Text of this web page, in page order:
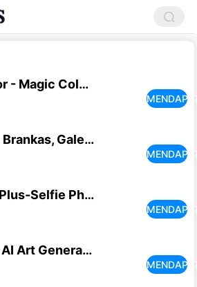
AI Mirror - Magic Color Kamera
Galeri - Brankas, Galeri Foto
BeautyPlus-Selfie Photo Booth
Lisa AI: AI Art Generator